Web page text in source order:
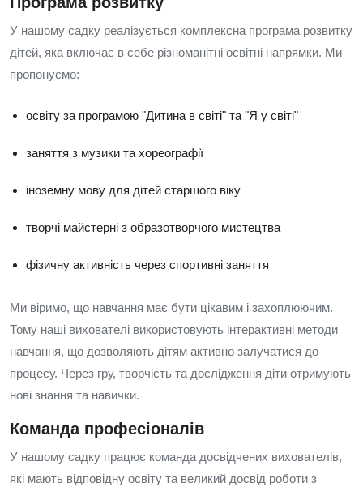
У нашому садку реалізується комплексна програма розвитку
дітей, яка включає в себе різноманітні освітні напрямки. Ми
пропонуємо:
освіту за програмою "Дитина в світі" та "Я у світі"
заняття з музики та хореографії
іноземну мову для дітей старшого віку
творчі майстерні з образотворчого мистецтва
фізичну активність через спортивні заняття
Ми віримо, що навчання має бути цікавим і захоплюючим.
Тому наші вихователі використовують інтерактивні методи
навчання, що дозволяють дітям активно залучатися до
процесу. Через гру, творчість та дослідження діти отримують
нові знання та навички.
Команда професіоналів
У нашому садку працює команда досвідчених вихователів,
які мають відповідну освіту та великий досвід роботи з